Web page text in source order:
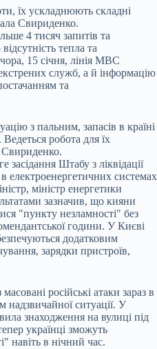
їх ускладнюють складні
Свириденко.
4 тисяч запитів та
тепла та
15 січня, лінія МВС
служб, а й інформацію
та
з пальним, запасів в країні
робота для їх
засідання Штабу з ліквідації
в електроенергетичних системах
міністр енергетики
зазначив, що кияни
"пункту незламності" без
години. У Києві
додатковим
зарядки пристроїв,
російські атаки зараз в
надзвичайної ситуації. У
знаходження на вулиці під
українці зможуть
навіть в нічний час.